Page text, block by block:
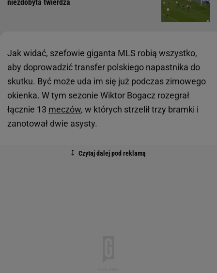
niezdobyta twierdza
Jak widać, szefowie giganta MLS robią wszystko,
aby doprowadzić transfer polskiego napastnika do
skutku. Być może uda im się już podczas zimowego
okienka. W tym sezonie Wiktor Bogacz rozegrał
łącznie 13 meczów, w których strzelił trzy bramki i
zanotował dwie asysty.